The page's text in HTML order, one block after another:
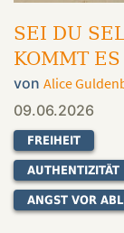
SEI DU
KOMMT
von Alice
09.06.2026
FREIHEIT
AUTHENTIZITÄT
ANGST VOR